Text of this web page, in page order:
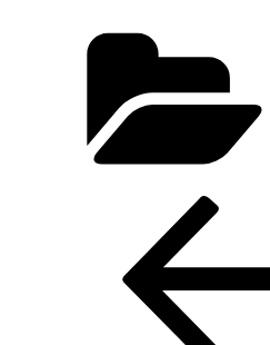
Beitragsnavigation